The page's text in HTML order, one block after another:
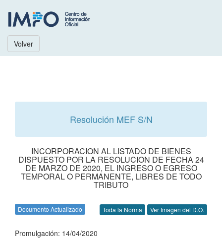
Volver
Resolución MEF S/N
INCORPORACION AL LISTADO DE BIENES
DISPUESTO POR LA RESOLUCION DE FECHA 24
DE MARZO DE 2020, EL INGRESO O EGRESO
TEMPORAL O PERMANENTE, LIBRES DE TODO
TRIBUTO
Documento Actualizado Toda la Norma Ver Imagen del D.O.
Promulgación: 14/04/2020